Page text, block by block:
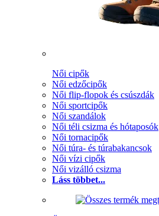
Női cipők
Női edzőcipők
Női flip-flopok és csúszdák
Női sportcipők
Női szandálok
Női téli csizma és hótaposók
Női tornacipők
Női túra- és túrabakancsok
Női vízi cipők
Női vizálló csizma
Láss többet...